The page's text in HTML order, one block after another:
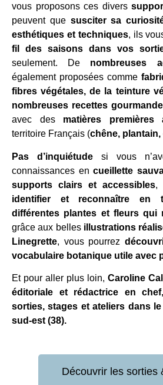
vous proposons ces divers
peuvent quesusciter sa
esthétiques et techniques, ils
fil des saisons dans vos
seulement. De nombreuses
également proposées comme
fibres végétales, de la teinture
nombreuses recettes
avec des matières premières
territoire Français (chêne,
Pas d’inquiétude si vous
connaissances en cueillette
supports clairs et accessibles,
identifier et reconnaître en
différentes plantes et fleurs qui
grâce aux belles illustrations
Linegrette, vous pourrez
vocabulaire botanique utile avec
Et pour aller plus loin, Caroline
éditoriale et rédactrice en chef,
sorties, stages et ateliers dans
sud-est (38).
Découvrir les sorties